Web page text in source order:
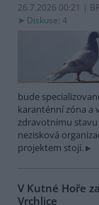
26.7.2026 00:21 |
Diskuse: 4
bude
karanténní zóna a
zdravotnímu
nezisková
projektem stojí.
V Kutné Hoře
Vrchlice